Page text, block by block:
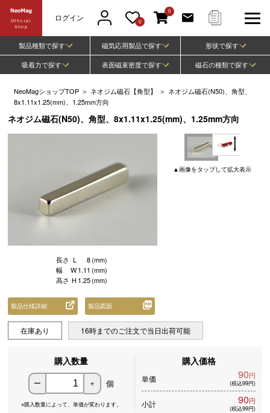
Official
Shop
ログイン 0
0
製品種類で探す 磁気応用製品で探す
形状で探す
吸着力で探す
表面磁束密度で探す 磁石の種類で探す
NeoMagショップTOP ＞ ネオジム磁石【角型】 ＞ ネオジム磁石(N50)、角型、
8x1.11x1.25(mm)、1.25mm方向
ネオジム磁石(N50)、角型、8x1.11x1.25(mm)、1.25mm方向
▲画像をタップして拡大表示
長さ L 8(mm)
幅
W 1.11 (mm)
高さ H 1.25(mm)
製品仕様詳細 製品図面
在庫あり 16時までのご注文で当日出荷可能
購入数量
ー ＋ 個
※購入数量によって、 単価が変わります。
購入価格
単価 90円
(税込99円)
小計 90円
(税込99円)